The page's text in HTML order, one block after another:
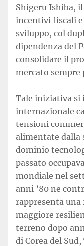
Shigeru Ishiba,
incentivi fiscali
sviluppo, col
dipendenza del
consolidare il
mercato sempre
Tale iniziativa si
internazionale
tensioni
alimentate dalla
dominio
passato
mondiale nel
anni ’80 ne
rappresenta una
maggiore
terreno dopo
di Corea del